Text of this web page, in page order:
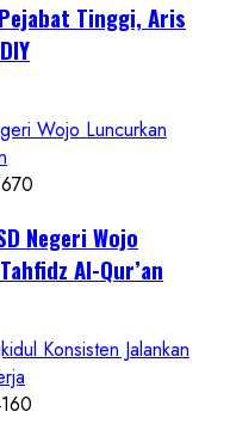
Tinggi, Aris
Wojo Luncurkan
Negeri Wojo
Al-Qur’an
Konsisten Jalankan